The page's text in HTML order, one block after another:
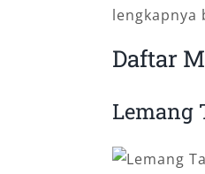
lengkapnya
Daftar
Lemang